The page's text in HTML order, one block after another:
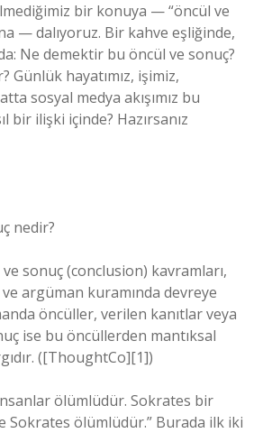
bir konuya — “öncül ve
— dalıyoruz. Bir kahve eşliğinde,
Ne demektir bu öncül ve sonuç?
Günlük hayatımız, işimiz,
sosyal medya akışımız bu
bir ilişki içinde? Hazırsanız
nedir?
sonuç (conclusion) kavramları,
argüman kuramında devreye
öncüller, verilen kanıtlar veya
ise bu öncüllerden mantıksal
([ThoughtCo][1])
ölümlüdür. Sokrates bir
Sokrates ölümlüdür.” Burada ilk iki